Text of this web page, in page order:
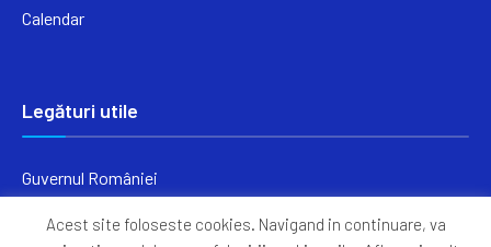
Calendar
Legături utile
Guvernul României
Acest site foloseste cookies. Navigand in continuare, va